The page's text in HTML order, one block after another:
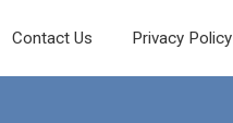
Contact Us Privacy Policy